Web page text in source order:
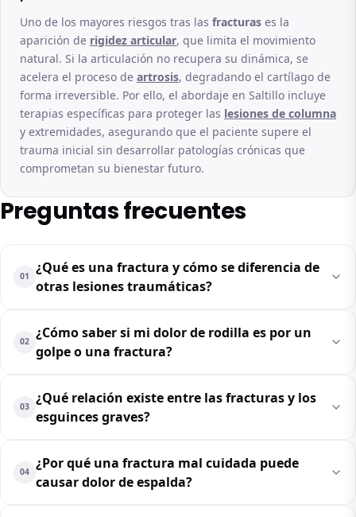
Uno de los mayores riesgos tras las fracturas es la
aparición de rigidez articular, que limita el movimiento
natural. Si la articulación no recupera su dinámica, se
acelera el proceso de artrosis, degradando el cartílago de
forma irreversible. Por ello, el abordaje en Saltillo incluye
terapias específicas para proteger las lesiones de columna
y extremidades, asegurando que el paciente supere el
trauma inicial sin desarrollar patologías crónicas que
comprometan su bienestar futuro.
Preguntas frecuentes
01
¿Qué es una fractura y cómo se diferencia de
otras lesiones traumáticas?
02
¿Cómo saber si mi dolor de rodilla es por un
golpe o una fractura?
03
¿Qué relación existe entre las fracturas y los
esguinces graves?
04
¿Por qué una fractura mal cuidada puede
causar dolor de espalda?